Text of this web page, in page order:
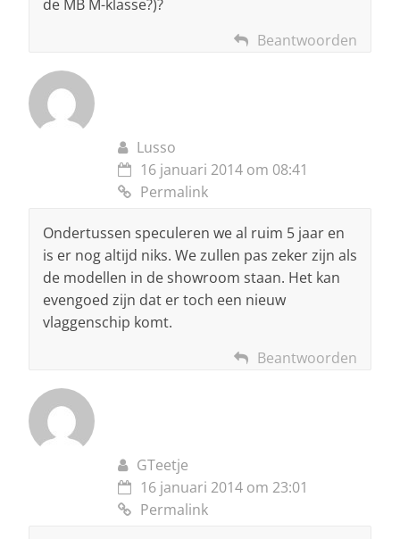
de MB M-klasse?)?
Beantwoorden
Lusso
16 januari 2014 om 08:41
Permalink
Ondertussen speculeren we al ruim 5 jaar en
is er nog altijd niks. We zullen pas zeker zijn als
de modellen in de showroom staan. Het kan
evengoed zijn dat er toch een nieuw
vlaggenschip komt.
Beantwoorden
GTeetje
16 januari 2014 om 23:01
Permalink